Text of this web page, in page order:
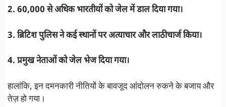
2. 60,000 से अधिक भारतीयों को जेल में डाल दिया गया।
3. ब्रिटिश पुलिस ने कई स्थानों पर अत्याचार और लाठीचार्ज किया।
4. प्रमुख नेताओं को जेल भेज दिया गया।
हालांकि, इन दमनकारी नीतियों के बावजूद आंदोलन रुकने के बजाय और
तेज़ हो गया।